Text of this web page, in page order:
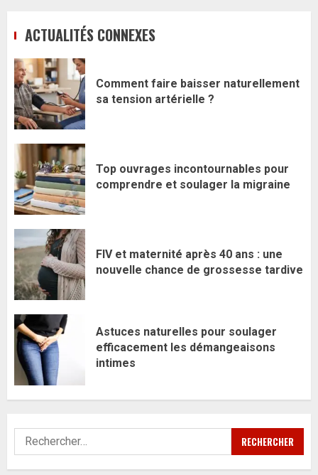
ACTUALITÉS CONNEXES
Comment faire baisser naturellement
sa tension artérielle ?
Top ouvrages incontournables pour
comprendre et soulager la migraine
FIV et maternité après 40 ans : une
nouvelle chance de grossesse tardive
Astuces naturelles pour soulager
efficacement les démangeaisons
intimes
Rechercher :